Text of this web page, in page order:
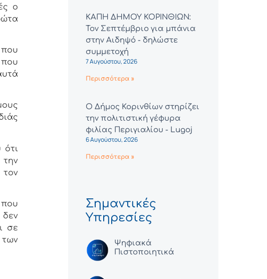
ο
που
ότι
τον
δεν
σε
ΚΑΠΗ ΔΗΜΟΥ ΚΟΡΙΝΘΙΩΝ:
Τον Σεπτέμβριο για μπάνια
στην Αιδηψό - δηλώστε
συμμετοχή
7 Αυγούστου, 2026
Περισσότερα »
Ο Δήμος Κορινθίων στηρίζει
την πολιτιστική γέφυρα
φιλίας Περιγιαλίου - Lugoj
6 Αυγούστου, 2026
Περισσότερα »
Σημαντικές
Υπηρεσίες
Ψηφιακά
Πιστοποιητικά